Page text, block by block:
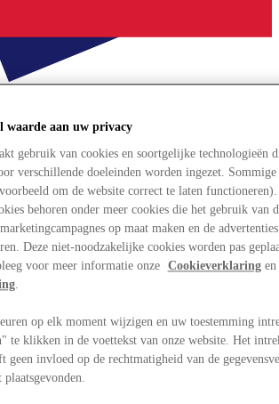
waarde aan uw privacy
gebruik van cookies en soortgelijke technologieën
verschillende doeleinden worden ingezet.
om de website correct te laten
behoren onder meer cookies die het gebruik van
op maat maken en de
Deze niet-noodzakelijke cookies worden pas
voor meer informatie onze Cookieverklaringen
.
op elk moment wijzigen en uw toestemming
te klikken in de voettekst van onze website. Het
geen invloed op de rechtmatigheid van de